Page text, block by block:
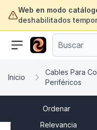
Web en modo
deshabilitados
Inicio
Cables Para
Periféricos
Ordenar
Relevancia